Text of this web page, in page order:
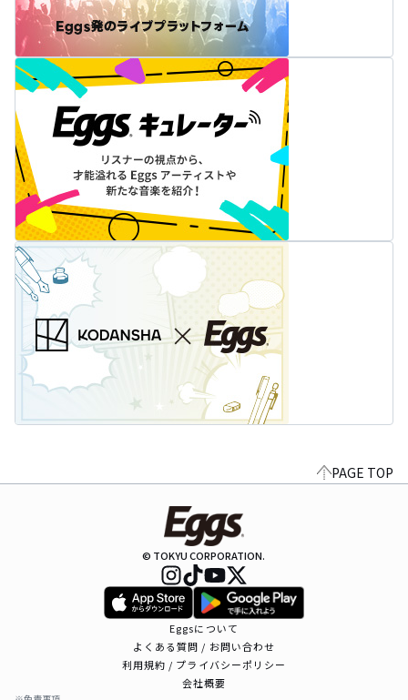
PAGE TOP
© TOKYU CORPORATION.
Eggsについて
よくある質問 / お問い合わせ
利用規約 / プライバシーポリシー
会社概要